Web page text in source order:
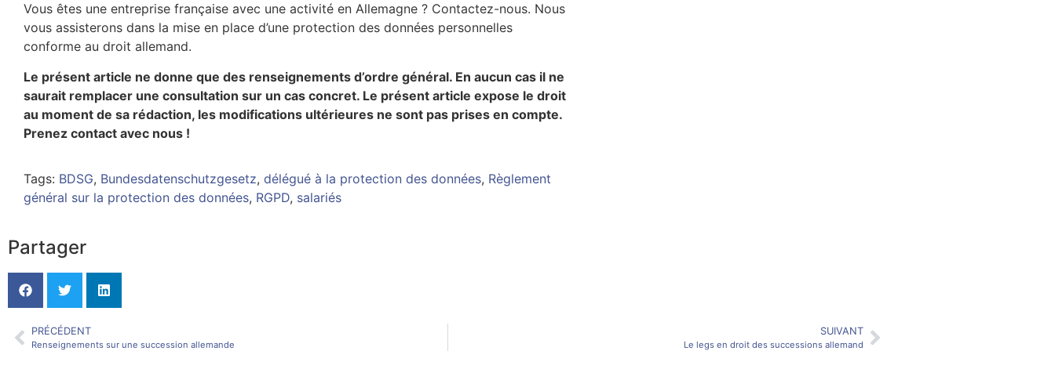
Vous êtes une entreprise française avec une activité en Allemagne ? Contactez-nous. Nous
vous assisterons dans la mise en place d’une protection des données personnelles
conforme au droit allemand.
Le présent article ne donne que des renseignements d’ordre général. En aucun cas il ne
saurait remplacer une consultation sur un cas concret. Le présent article expose le droit
au moment de sa rédaction, les modifications ultérieures ne sont pas prises en compte.
Prenez contact avec nous !
Tags: BDSG, Bundesdatenschutzgesetz, délégué à la protection des données, Règlement
général sur la protection des données, RGPD, salariés
Partager
PRÉCÉDENT
Renseignements sur une succession allemande
SUIVANT
Le legs en droit des successions allemand